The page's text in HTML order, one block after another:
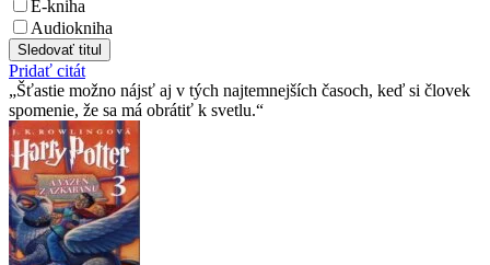
E-kniha
Audiokniha
Sledovať titul
Pridať citát
Šťastie možno nájsť aj v tých najtemnejších časoch, keď si človek
spomenie, že sa má obrátiť k svetlu.